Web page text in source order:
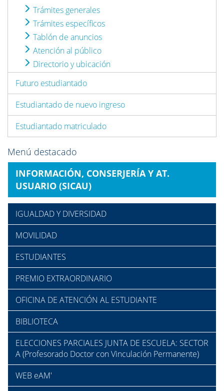
Trámites generales
Trámites específicos
Tablón de anuncios
Atención al público
Directorio y ubicación
Futuro estudiantado
Estudiantado de nuevo ingreso
Estudiantado matriculado
Menú destacado
INFORMACIÓN, CONSERJERÍA Y AT.
USUARIO (SICAU)
IGUALDAD Y DIVERSIDAD
MOVILIDAD
ESTUDIANTES
PREMIO EXTRAORDINARIO
OFICINA DE ATENCIÓN AL ESTUDIANTE
BIBLIOTECA
ELECCIONES PARCIALES JUNTA DE ESCUELA: SECTOR
A (Profesorado Doctor con Vinculación Permanente)
WEB eAM'